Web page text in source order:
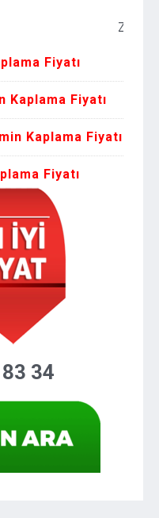
Zemin
Fiyatı
Kaplama Fiyatı
Kaplama Fiyatı
Fiyatı
34